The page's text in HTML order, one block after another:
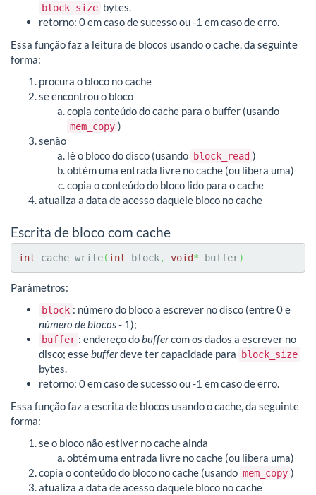
block_size bytes.
retorno: 0 em caso de sucesso ou -1 em caso de erro.
Essa função faz a leitura de blocos usando o cache, da seguinte
forma:
procura o bloco no cache
se encontrou o bloco
copia conteúdo do cache para o buffer (usando
mem_copy )
senão
lê o bloco do disco (usando block_read )
obtém uma entrada livre no cache (ou libera uma)
copia o conteúdo do bloco lido para o cache
atualiza a data de acesso daquele bloco no cache
Escrita de bloco com cache
int cache_write(int block, void* buffer)
Parâmetros:
block : número do bloco a escrever no disco (entre 0 e
número de blocos- 1);
buffer : endereço dobuffercom os dados a escrever no
disco; essebufferdeve ter capacidade para block_size
bytes.
retorno: 0 em caso de sucesso ou -1 em caso de erro.
Essa função faz a escrita de blocos usando o cache, da seguinte
forma:
se o bloco não estiver no cache ainda
obtém uma entrada livre no cache (ou libera uma)
copia o conteúdo do bloco no cache (usando mem_copy )
atualiza a data de acesso daquele bloco no cache